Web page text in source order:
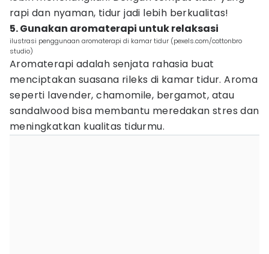
rapi dan nyaman, tidur jadi lebih berkualitas!
5. Gunakan aromaterapi untuk relaksasi
ilustrasi penggunaan aromaterapi di kamar tidur (pexels.com/cottonbro
studio)
Aromaterapi adalah senjata rahasia buat
menciptakan suasana rileks di kamar tidur. Aroma
seperti lavender, chamomile, bergamot, atau
sandalwood bisa membantu meredakan stres dan
meningkatkan kualitas tidurmu.